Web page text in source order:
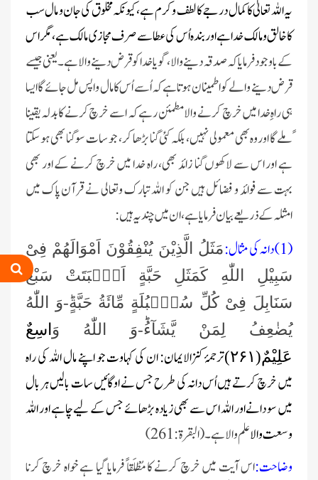
یہ اللہ تعالیٰ کا کمال درجے کا لطف و کرم ہے، کیونکہ مخلوق کی جان و مال سب
کا خالق و مالک خدا ہے اور بندہ اُس کی عطا سے صرف مجازی مالک ہے، مگر اس
کے باوجود فرمایا کہ صدقہ دینے والا،گویا خدا کو قرض دینے والا ہے۔یعنی جیسے
قرض دینے والے کو اطمینان ہوتا ہے کہ اُسے اُس کا مال واپس مل جائے گا ایسا
ہی راہِ خدا میں خرچ کرنے والا مطمئن رہے کہ اسے خرچ کرنے کا بدلہ یقینا
ًملے گا اوروہ بھی معمولی نہیں، بلکہ کئی گنا بڑھا کر، جو سات سو گنا بھی ہوسکتا
ہے اور اس سے لاکھوں گنا زائد بھی، راہ خدا میں خرچ کرنے کے اور بھی
بہت سے فوائد و فضائل ہیں جن کو اللہ تبارک وتعالی نے قرآن پاک میں
امثلہ کے ذریعے بیان فرمایا ہے، ان میں چند یہ ہیں:
(1) دانہ کی مثال:
مَثَلُ الَّذِیْنَ یُنْفِقُوْنَ اَمْوَالَهُمْ فِیْ
سَبِیْلِ اللّٰهِ كَمَثَلِ حَبَّةٍ اَنْۢبَتَتْ سَبْعَ
سَنَابِلَ فِیْ كُلِّ سُنْۢبُلَةٍ مِّائَةُ حَبَّةٍؕ-وَ اللّٰهُ
یُضٰعِفُ لِمَنْ یَّشَآءُؕ-وَ اللّٰهُ وَ اسِعٌ
عَلِیْمٌ(۲۶۱) ترجمۂ کنزالایمان: ان کی کہاوت جو اپنے مال اللہ کی راہ
میں خرچ کرتے ہیں اُس دانہ کی طرح جس نے اوگائیں سات بالیں ہر بال
میں سو دانے اور اللہ اس سے بھی زیادہ بڑھائے جس کے لیے چاہے اور اللہ
وسعت والاعلم والا ہے ۔ (البقرۃ:261)
وضاحت:اس آیت میں خرچ کرنے کا مُطْلَقاً فرمایا گیا ہے خواہ خرچ کرنا